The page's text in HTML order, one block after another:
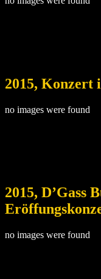
2015, Konzert
no images were found
2015, D’Gass
no images were found